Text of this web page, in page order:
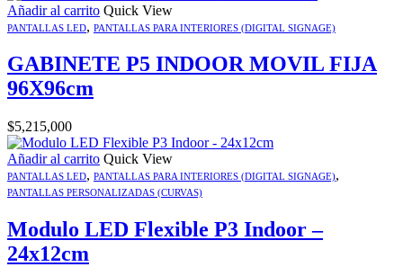
Añadir al carrito Quick View
PANTALLAS LED, PANTALLAS PARA INTERIORES (DIGITAL SIGNAGE)
GABINETE P5 INDOOR MOVIL FIJA
96X96cm
$5,215,000
Añadir al carrito Quick View
PANTALLAS LED, PANTALLAS PARA INTERIORES (DIGITAL SIGNAGE),
PANTALLAS PERSONALIZADAS (CURVAS)
Modulo LED Flexible P3 Indoor –
24x12cm